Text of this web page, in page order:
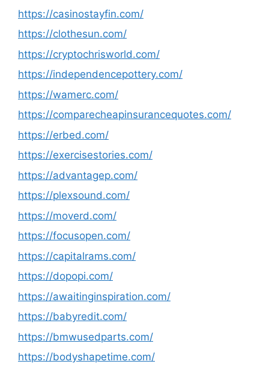
https://casinostayfin.com/
https://clothesun.com/
https://cryptochrisworld.com/
https://independencepottery.com/
https://wamerc.com/
https://comparecheapinsurancequotes.com/
https://erbed.com/
https://exercisestories.com/
https://advantagep.com/
https://plexsound.com/
https://moverd.com/
https://focusopen.com/
https://capitalrams.com/
https://dopopi.com/
https://awaitinginspiration.com/
https://babyredit.com/
https://bmwusedparts.com/
https://bodyshapetime.com/